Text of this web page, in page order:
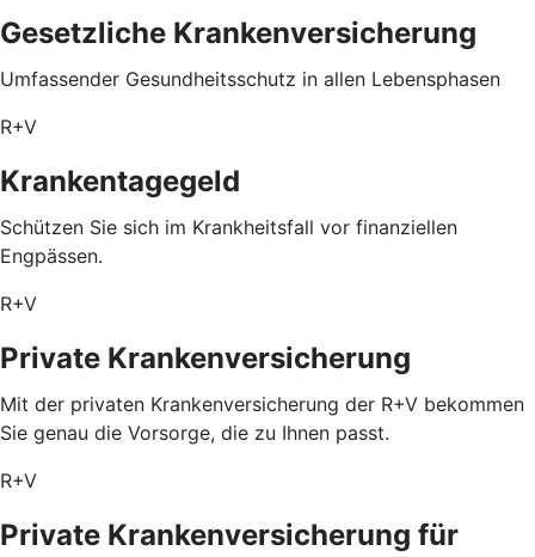
Gesetzliche Krankenversicherung
Umfassender Gesundheitsschutz in allen Lebensphasen
R+V
Krankentagegeld
Schützen Sie sich im Krankheitsfall vor finanziellen
Engpässen.
R+V
Private Krankenversicherung
Mit der privaten Krankenversicherung der R+V bekommen
Sie genau die Vorsorge, die zu Ihnen passt.
R+V
Private Krankenversicherung für